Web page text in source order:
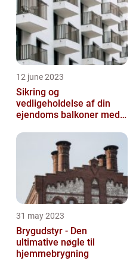
12 june 2023
Sikring og
vedligeholdelse af din
ejendoms balkoner med
31 may 2023
Brygudstyr - Den
ultimative nøgle til
hjemmebrygning